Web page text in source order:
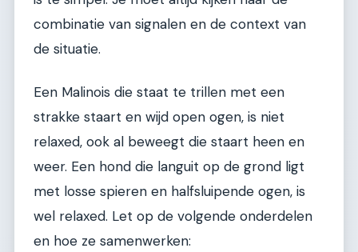
combinatie van signalen en de context van
de situatie.
Een Malinois die staat te trillen met een
strakke staart en wijd open ogen, is niet
relaxed, ook al beweegt die staart heen en
weer. Een hond die languit op de grond ligt
met losse spieren en halfsluipende ogen, is
wel relaxed. Let op de volgende onderdelen
en hoe ze samenwerken: